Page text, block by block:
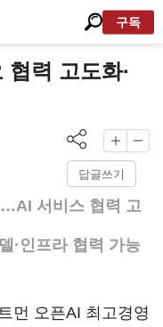
구독
력 고도화·
답글쓰기
서비스 협력 고
·인프라 협력 가능
먼 오픈AI 최고경영